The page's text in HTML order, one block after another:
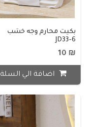
بكيت محارم وجه خشب
JD33-6
₪ 10
اضافة الي السلة